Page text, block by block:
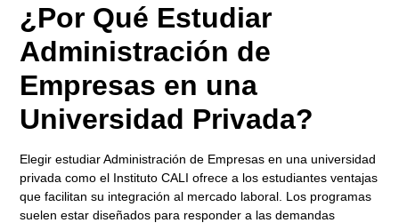
¿Por Qué Estudiar
Administración de
Empresas en una
Universidad Privada?
Elegir estudiarAdministración de Empresas en unauniversidad
privada como el Instituto CALI ofrece a los estudiantes ventajas
que facilitan su integración al mercado laboral. Los programas
suelen estar diseñados para responder a las demandas